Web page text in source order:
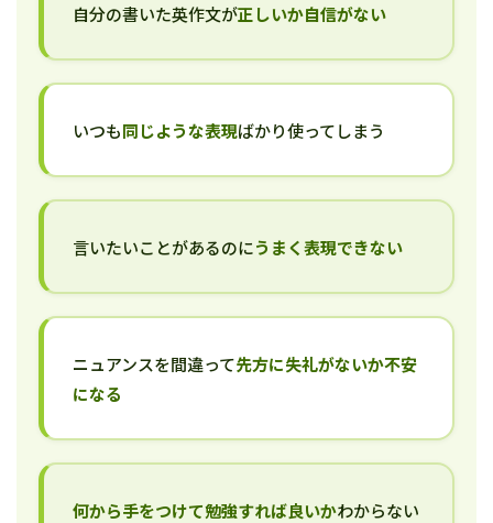
自分の書いた英作文が正しいか自信がない
いつも同じような表現ばかり使ってしまう
言いたいことがあるのにうまく表現できない
ニュアンスを間違って先方に失礼がないか不安
になる
何から手をつけて勉強すれば良いかわからない